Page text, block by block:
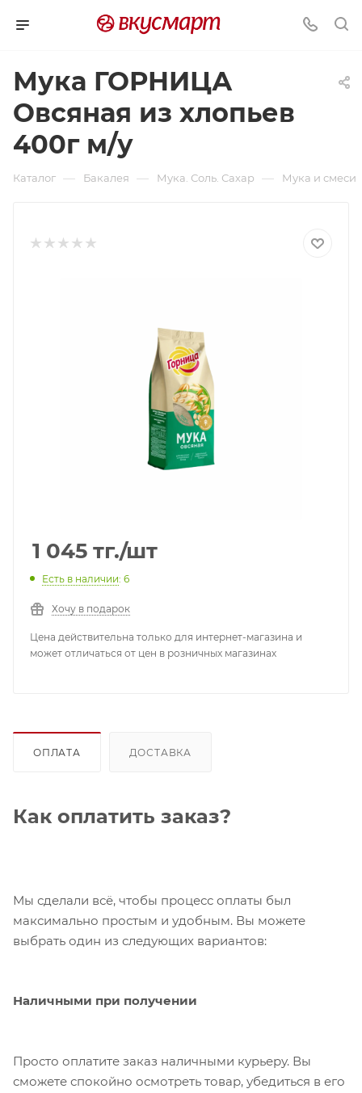
Мука ГОРНИЦА
Овсяная из хлопьев
400г м/у
Каталог — Бакалея — Мука. Соль. Сахар — Мука и смеси
1 045 тг./шт
Есть в наличии: 6
Хочу в подарок
Цена действительна только для интернет-магазина и
может отличаться от цен в розничных магазинах
ОПЛАТА ДОСТАВКА
Как оплатить заказ?
Мы сделали всё, чтобы процесс оплаты был
максимально простым и удобным. Вы можете
выбрать один из следующих вариантов:
Наличными при получении
Просто оплатите заказ наличными курьеру. Вы
сможете спокойно осмотреть товар, убедиться в его